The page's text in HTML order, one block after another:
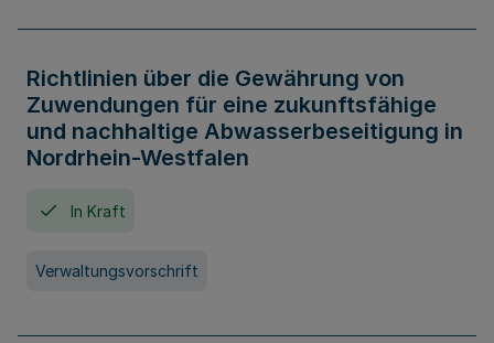
Richtlinien über die Gewährung von
Zuwendungen für eine zukunftsfähige
und nachhaltige Abwasserbeseitigung in
Nordrhein-Westfalen
In Kraft
Verwaltungsvorschrift